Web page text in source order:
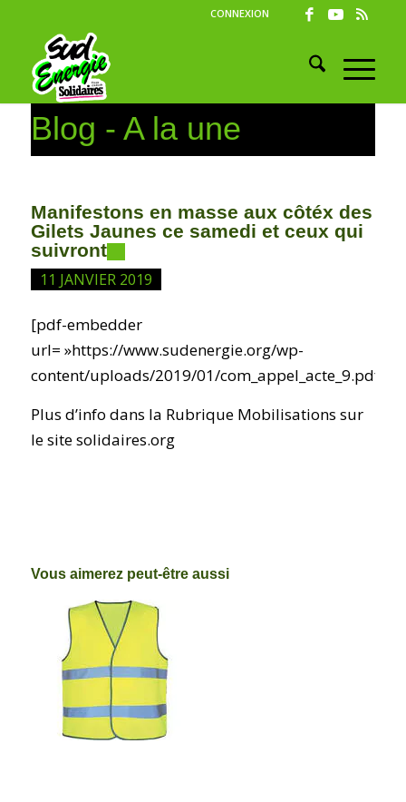
CONNEXION
Blog - A la une
Manifestons en masse aux côtéx des
Gilets Jaunes ce samedi et ceux qui
suivront
11 JANVIER 2019
[pdf-embedder
url= »https://www.sudenergie.org/wp-
content/uploads/2019/01/com_appel_acte_9.pdf »]
Plus d’info dans la Rubrique Mobilisations sur
le site solidaires.org
Vous aimerez peut-être aussi